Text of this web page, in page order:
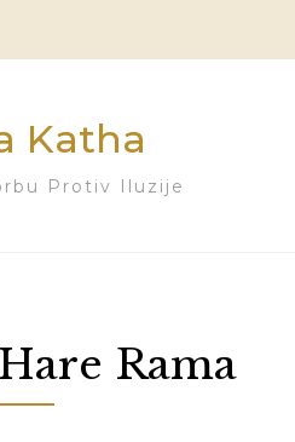
Katha
Protiv Iluzije
Hare Rama